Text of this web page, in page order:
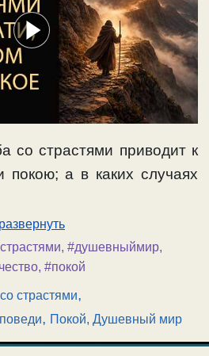
со страстями приводит к
а в каких случаях
развернуть
, #душевныймир,
, #покой
страстями,
, Покой, Душевный мир